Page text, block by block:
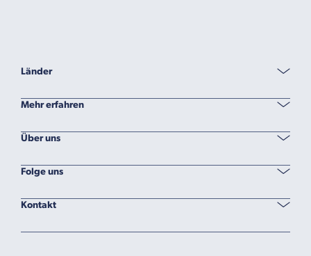
Länder
Mehr erfahren
Über uns
Folge uns
Kontakt